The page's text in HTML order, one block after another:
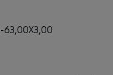
63,00X3,00